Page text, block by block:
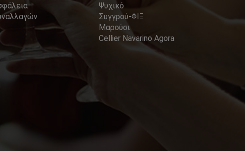
Ψυχικό
Συγγρού-ΦΙΞ
Μαρούσι
Cellier Navarino Agora